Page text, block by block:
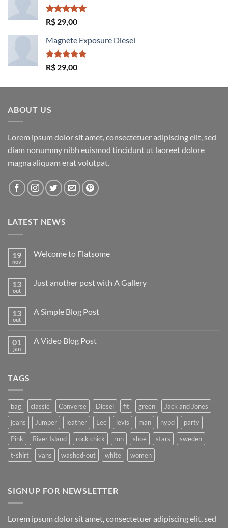
Avaliação
5.00
de 5
R$ 29,00
Magnete Exposure Diesel
Avaliação
5.00
de 5
R$ 29,00
ABOUT US
Lorem ipsum dolor sit amet, consectetuer adipiscing elit, sed
diam nonummy nibh euismod tincidunt ut laoreet dolore
magna aliquam erat volutpat.
LATEST NEWS
19
nov
Welcome to Flatsome
Welcome
13
out
Just another post with A Gallery
Just
A
Gallery
13
out
A Simple Blog Post
A
01
jan
A Video Blog Post
TAGS
bag classic Converse Diesel fit green
Jack and Jones
jeans
Jumper leather Lee levis man nypd
party
Pink
River Island rock chick run shoe stars
sweden
t-shirt
vans washed-out white women
SIGNUP FOR NEWSLETTER
Lorem ipsum dolor sit amet, consectetuer adipiscing elit, sed